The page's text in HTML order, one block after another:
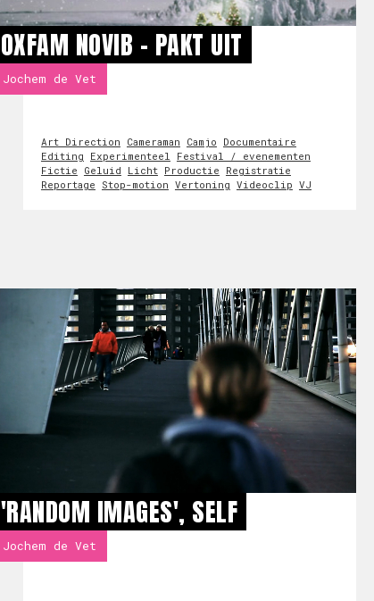
OXFAM NOVIB - PAKT UIT
Jochem de Vet
Art Direction Cameraman Camjo Documentaire
Editing Experimenteel
Festival / evenementen
Fictie Geluid Licht Productie Registratie
Reportage Stop-motion Vertoning Videoclip VJ
'RANDOM IMAGES', SELF
Jochem de Vet